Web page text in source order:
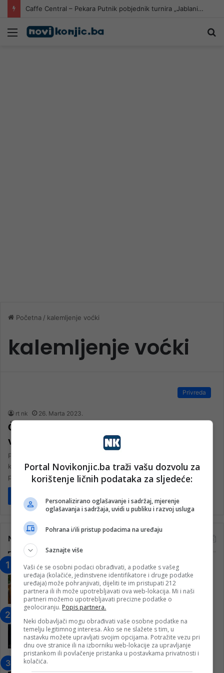
Caffe Central – Pekara Putnik pobjednik turnira „Jablanica 2026“
Meni
Početna / kalemljenje voćki
kalemljenje voćki
Privreda
rt nk 26. Marta 2023.
Četiri načina kalemljenja voća iz ruku
vrsnog majstora
Početak proljeća je i vrijeme kada se kalemi voće. Samo
kalemljenjem voćka prenosi sve gene na plod. Posjetili smo
poznatog…
Pročitaj više
Najčitanije
“Obrazovanje gradi BiH-Jovan Divjak“
– Konjic je u posljednje 22 godine imao
25 ​​stipendista
15. Februara 2023.
Konjičanke cvijećem i besplatnim
ulazom na utakmicu
7. Marta 2025.
Portal Novikonjic.ba traži vašu dozvolu za
korištenje ličnih podataka za sljedeće:
Personalizirano oglašavanje i sadržaj, mjerenje
oglašavanja i sadržaja, uvidi u publiku i razvoj usluga
Pohrana i/ili pristup podacima na uređaju
Saznajte više
Vaši će se osobni podaci obrađivati, a podatke s vašeg
uređaja (kolačiće, jedinstvene identifikatore i druge podatke
uređaja) može pohranjivati, dijeliti te im pristupati 212
partnera ili ih može upotrebljavati ova web-lokacija. Mi i naši
partneri možemo upotrebljavati precizne podatke o
geolociranju. Popis partnera.
Neki dobavljači mogu obrađivati vaše osobne podatke na
temelju legitimnog interesa. Ako se ne slažete s tim, u
nastavku možete upravljati svojim opcijama. Potražite vezu pri
dnu ove stranice ili na izborniku web-lokacije za upravljanje
pristankom ili povlačenje pristanka u postavkama privatnosti i
kolačića.